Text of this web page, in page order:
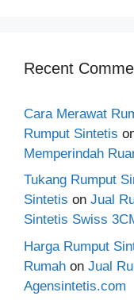
Recent
Cara Merawat
Rumput Sintetis
Memperindah
Tukang Rumput
Sintetis on Jual
Sintetis Swiss
Harga Rumput
Rumah on Jual
Agensintetis.com